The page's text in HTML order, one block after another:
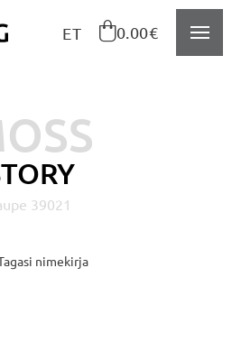
ET 0.00€
39021
nimekirja